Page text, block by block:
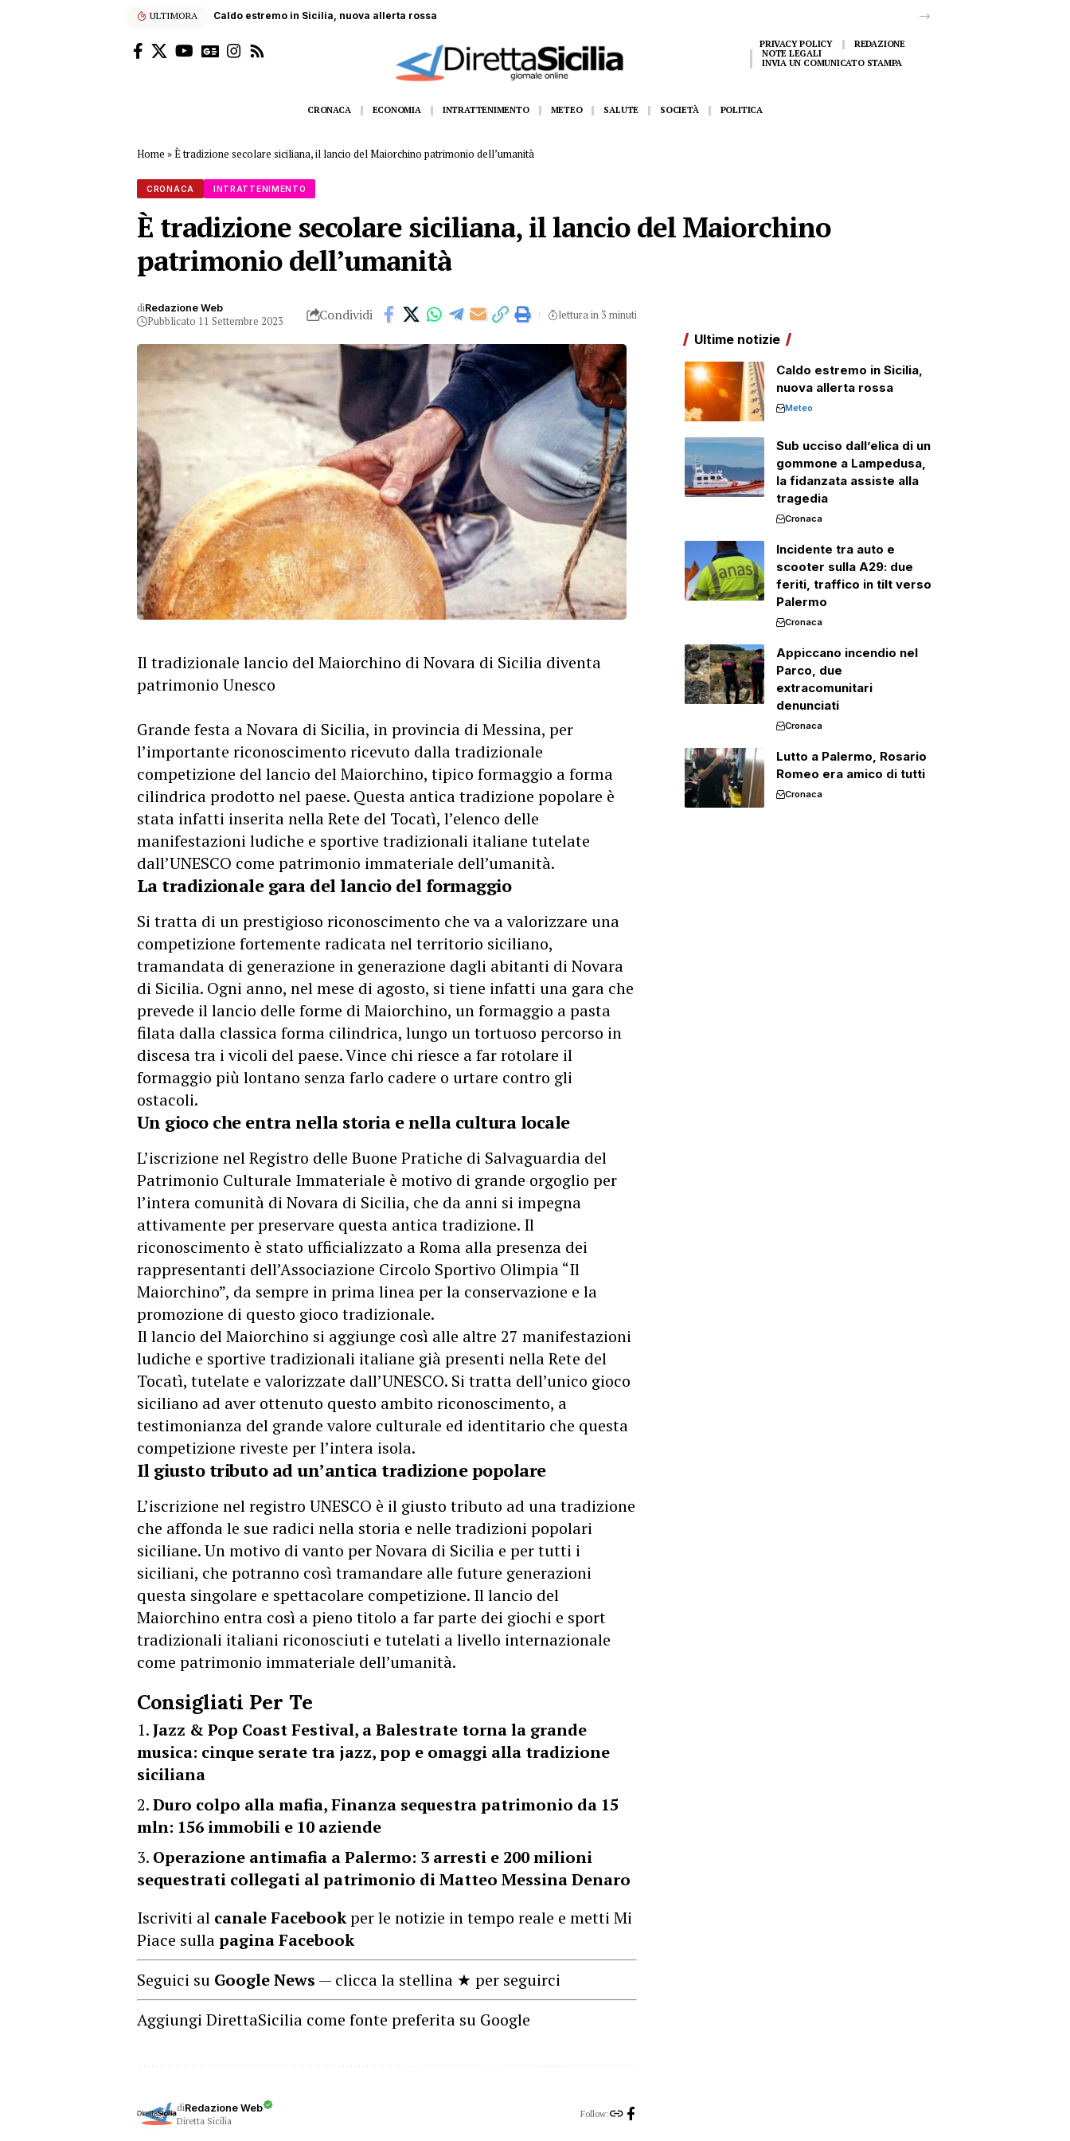
ULTIMORA Sub ucciso dall’elica di un gommone a Lampedusa, la fidanzata assiste alla tragedia
PRIVACY POLICY
REDAZIONE
NOTE LEGALI
INVIA UN COMUNICATO STAMPA
CRONACA ECONOMIA INTRATTENIMENTO METEO SALUTE SOCIETÀ POLITICA
Home »È tradizione secolare siciliana, il lancio del Maiorchino patrimonio dell’umanità
CRONACA INTRATTENIMENTO
È tradizione secolare siciliana, il lancio del Maiorchino
patrimonio dell’umanità
diRedazione Web
Pubblicato 11 Settembre 2023 Condividi lettura in 3 minuti
Il tradizionale lancio del Maiorchino di Novara di Sicilia diventa
patrimonio Unesco
Grande festa a Novara di Sicilia, in provincia di Messina, per
l’importante riconoscimento ricevuto dalla tradizionale
competizione del lancio del Maiorchino, tipico formaggio a forma
cilindrica prodotto nel paese. Questa antica tradizione popolare è
stata infatti inserita nella Rete del Tocatì, l’elenco delle
manifestazioni ludiche e sportive tradizionali italiane tutelate
dall’UNESCO come patrimonio immateriale dell’umanità.
La tradizionale gara del lancio del formaggio
Si tratta di un prestigioso riconoscimento che va a valorizzare una
competizione fortemente radicata nel territorio siciliano,
tramandata di generazione in generazione dagli abitanti di Novara
di Sicilia. Ogni anno, nel mese di agosto, si tiene infatti una gara che
prevede il lancio delle forme di Maiorchino, un formaggio a pasta
filata dalla classica forma cilindrica, lungo un tortuoso percorso in
discesa tra i vicoli del paese. Vince chi riesce a far rotolare il
formaggio più lontano senza farlo cadere o urtare contro gli
ostacoli.
Un gioco che entra nella storia e nella cultura locale
L’iscrizione nel Registro delle Buone Pratiche di Salvaguardia del
Patrimonio Culturale Immateriale è motivo di grande orgoglio per
l’intera comunità di Novara di Sicilia, che da anni si impegna
attivamente per preservare questa antica tradizione. Il
riconoscimento è stato ufficializzato a Roma alla presenza dei
rappresentanti dell’Associazione Circolo Sportivo Olimpia “Il
Maiorchino”, da sempre in prima linea per la conservazione e la
promozione di questo gioco tradizionale.
Il lancio del Maiorchino si aggiunge così alle altre 27 manifestazioni
ludiche e sportive tradizionali italiane già presenti nella Rete del
Tocatì, tutelate e valorizzate dall’UNESCO. Si tratta dell’unico gioco
siciliano ad aver ottenuto questo ambito riconoscimento, a
testimonianza del grande valore culturale ed identitario che questa
competizione riveste per l’intera isola.
Il giusto tributo ad un’antica tradizione popolare
L’iscrizione nel registro UNESCO è il giusto tributo ad una tradizione
che affonda le sue radici nella storia e nelle tradizioni popolari
siciliane. Un motivo di vanto per Novara di Sicilia e per tutti i
siciliani, che potranno così tramandare alle future generazioni
questa singolare e spettacolare competizione. Il lancio del
Maiorchino entra così a pieno titolo a far parte dei giochi e sport
tradizionali italiani riconosciuti e tutelati a livello internazionale
come patrimonio immateriale dell’umanità.
Consigliati Per Te
Jazz & Pop Coast Festival, a Balestrate torna la grande
musica: cinque serate tra jazz, pop e omaggi alla tradizione
siciliana
Duro colpo alla mafia, Finanza sequestra patrimonio da 15
mln: 156 immobili e 10 aziende
Operazione antimafia a Palermo: 3 arresti e 200 milioni
sequestrati collegati al patrimonio di Matteo Messina Denaro
Iscriviti al canale Facebookper le notizie in tempo reale e metti Mi
Piace sullapagina Facebook
Seguici su Google News — clicca la stellina ★ per seguirci
Aggiungi DirettaSicilia come fonte preferita su Google
diRedazione Web
Diretta Sicilia
Follow:
Ultime notizie
Caldo estremo in Sicilia,
nuova allerta rossa
Meteo
Sub ucciso dall’elica di un
gommone a Lampedusa,
la fidanzata assiste alla
tragedia
Cronaca
Incidente tra auto e
scooter sulla A29: due
feriti, traffico in tilt verso
Palermo
Cronaca
Appiccano incendio nel
Parco, due
extracomunitari
denunciati
Cronaca
Lutto a Palermo, Rosario
Romeo era amico di tutti
Cronaca